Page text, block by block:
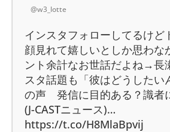
@w3_lotte
インスタフォローしてるけど
顔見れて嬉しいとしか思わな
ント余計なお世話だよね→長
スタ話題も「彼はどうしたい
の声 発信に目的ある？識者
(J-CASTニュース)…
https://t.co/H8MlaBpvij